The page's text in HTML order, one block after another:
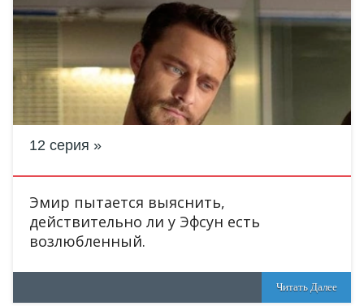
12 серия
Эмир пытается выяснить,
действительно ли у Эфсун есть
возлюбленный.
Читать Далее